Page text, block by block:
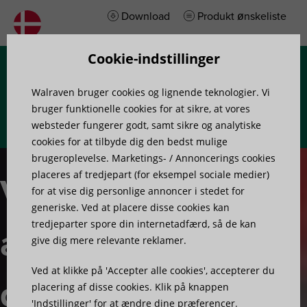
Download Produkt ønskeliste
Vi tror på,
at vi kan
gøre en
Cookie-indstillinger
Walraven bruger cookies og lignende teknologier. Vi
bruger funktionelle cookies for at sikre, at vores
websteder fungerer godt, samt sikre og analytiske
cookies for at tilbyde dig den bedst mulige
brugeroplevelse. Marketings- / Annoncerings cookies
placeres af tredjepart (for eksempel sociale medier)
for at vise dig personlige annoncer i stedet for
generiske. Ved at placere disse cookies kan
tredjeparter spore din internetadfærd, så de kan
give dig mere relevante reklamer.
Ved at klikke på 'Accepter alle cookies', accepterer du
placering af disse cookies. Klik på knappen
'Indstillinger' for at ændre dine præferencer.